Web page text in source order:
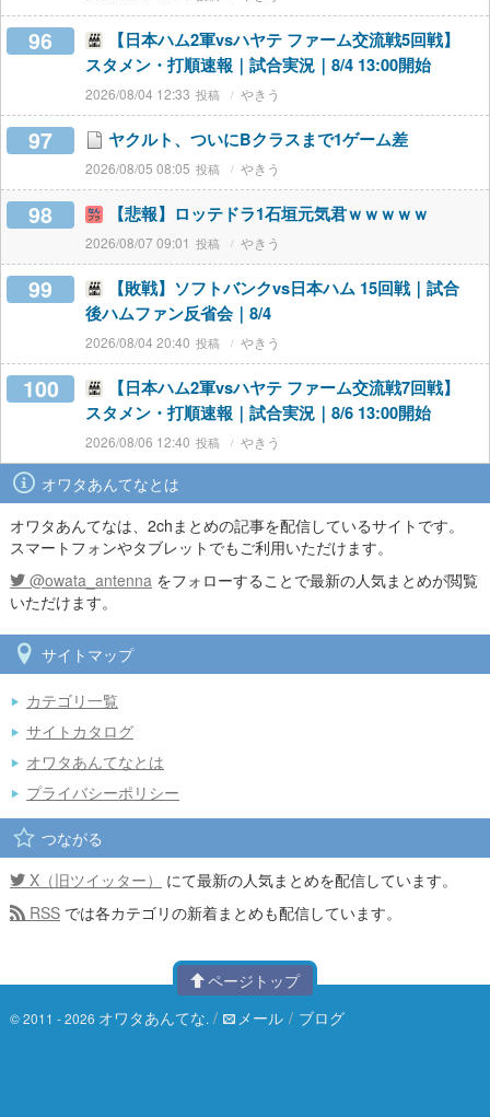
96
【日本ハム2軍vsハヤテ ファーム交流戦5回戦】
スタメン・打順速報｜試合実況｜8/4 13:00開始
2026/08/04 12:33 やきう
97 ヤクルト、ついにBクラスまで1ゲーム差
2026/08/05 08:05 やきう
98 【悲報】ロッテドラ1石垣元気君ｗｗｗｗｗ
2026/08/07 09:01 やきう
99
【敗戦】ソフトバンクvs日本ハム 15回戦｜試合
後ハムファン反省会｜8/4
2026/08/04 20:40 やきう
100
【日本ハム2軍vsハヤテ ファーム交流戦7回戦】
スタメン・打順速報｜試合実況｜8/6 13:00開始
2026/08/06 12:40 やきう
オワタあんてなとは
オワタあんてなは、2chまとめの記事を配信しているサイトです。
スマートフォンやタブレットでもご利用いただけます。
@owata_antenna をフォローすることで最新の人気まとめが閲覧
いただけます。
サイトマップ
カテゴリ一覧
サイトカタログ
オワタあんてなとは
プライバシーポリシー
つながる
X（旧ツイッター）
にて最新の人気まとめを配信しています。
RSS では各カテゴリの新着まとめも配信しています。
ページトップ
© 2011 - 2026 オワタあんてな. / メール / ブログ